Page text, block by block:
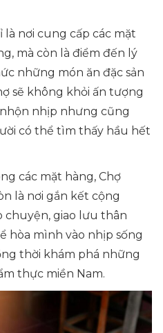
nơi cung cấp các mặt
mà còn là điểm đến lý
những món ăn đặc sản
sẽ không khỏi ấn tượng
nhịp nhưng cũng
có thể tìm thấy hầu hết
các mặt hàng, Chợ
là nơi gắn kết cộng
giao lưu thân
hòa mình vào nhịp sống
thời khám phá những
thực miền Nam.